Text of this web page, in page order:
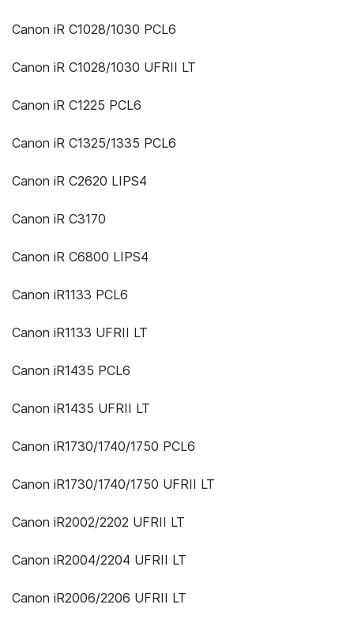
Canon iR C1028/1030 PCL6
Canon iR C1028/1030 UFRII LT
Canon iR C1225 PCL6
Canon iR C1325/1335 PCL6
Canon iR C2620 LIPS4
Canon iR C3170
Canon iR C6800 LIPS4
Canon iR1133 PCL6
Canon iR1133 UFRII LT
Canon iR1435 PCL6
Canon iR1435 UFRII LT
Canon iR1730/1740/1750 PCL6
Canon iR1730/1740/1750 UFRII LT
Canon iR2002/2202 UFRII LT
Canon iR2004/2204 UFRII LT
Canon iR2006/2206 UFRII LT